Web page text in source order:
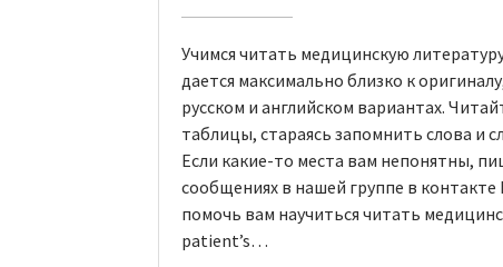
Учимся читать медицинскую
дается максимально близко к
русском и английском вариантах.
таблицы, стараясь запомнить слова и
Если какие-то места вам непонятны,
сообщениях в нашей группе в
помочь вам научиться читать
patient’s…